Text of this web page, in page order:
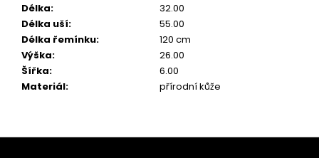
Délka:
32.00
Délka uší:
55.00
Délka řemínku:
120 cm
Výška:
26.00
Šířka:
6.00
Materiál: přírodní kůže
Z